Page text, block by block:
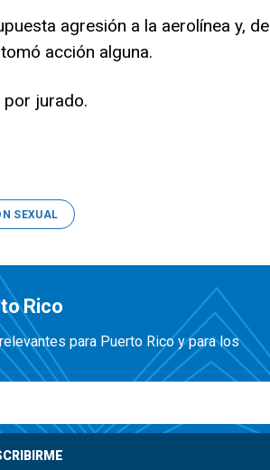
agresión a la aerolínea y, de
acción alguna.
jurado.
SEXUAL
Rico
para Puerto Rico y para los